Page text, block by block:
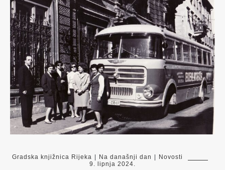
Gradska knjižnica Rijeka | Na današnji dan | Novosti
9. lipnja 2024.